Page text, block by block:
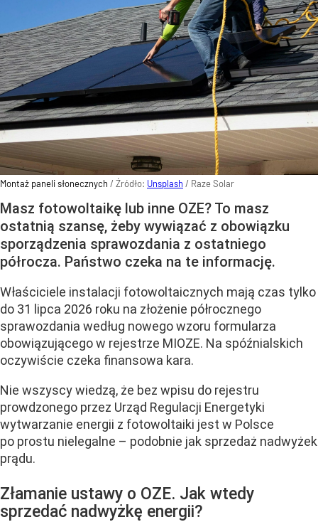
Montaż paneli słonecznych / Źródło: Unsplash / Raze Solar
Masz fotowoltaikę lub inne OZE? To masz
ostatnią szansę, żeby wywiązać z obowiązku
sporządzenia sprawozdania z ostatniego
półrocza. Państwo czeka na te informację.
Właściciele instalacji fotowoltaicznych mają czas tylko
do 31 lipca 2026 roku na złożenie półrocznego
sprawozdania według nowego wzoru formularza
obowiązującego w rejestrze MIOZE. Na spóźnialskich
oczywiście czeka finansowa kara.
Nie wszyscy wiedzą, że bez wpisu do rejestru
prowdzonego przez Urząd Regulacji Energetyki
wytwarzanie energii z fotowoltaiki jest w Polsce
po prostu nielegalne – podobnie jak sprzedaż nadwyżek
prądu.
Złamanie ustawy o OZE. Jak wtedy
sprzedać nadwyżkę energii?